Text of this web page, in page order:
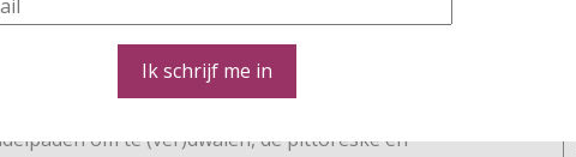
Ik schrijf me in
voor jong en oud, om zo je hoofd lekker
en ontdek Nationaal Park Utrechtse
Bij elke stap die je zet geniet je
om te (ver)dwalen, de pittoreske en